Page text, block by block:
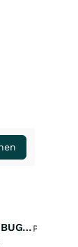
Amundi NYSE Arca Gold BUGS UCITS ETF Dist Perf. 1 Jahr